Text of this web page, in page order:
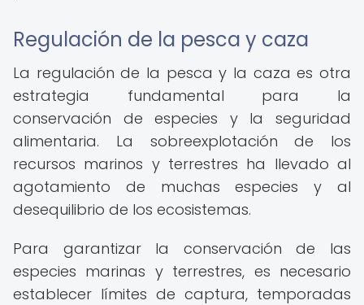
Regulación de la pesca y caza
La regulación de la pesca y la caza es otra
estrategia fundamental para la
conservación de especies y la seguridad
alimentaria. La sobreexplotación de los
recursos marinos y terrestres ha llevado al
agotamiento de muchas especies y al
desequilibrio de los ecosistemas.
Para garantizar la conservación de las
especies marinas y terrestres, es necesario
establecer límites de captura, temporadas